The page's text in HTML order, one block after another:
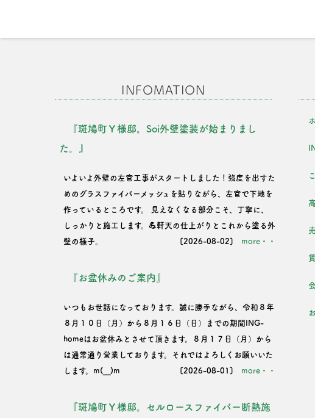
INFOMATION
『斑鳩町Ｙ様邸。Soi外壁塗装が始まりまし
た。』
いよいよ外壁の左官工事がスタートしました！強度を出すた
めのグラスファイバーメッシュを貼りながら、左官で下地を
作っているところです。 見えなくなる部分こそ、丁寧に、
しっかりと施工します。💪軒天の仕上がりとこれから塗る外
壁の様子。
[2026-08-02] more・・
『お盆休みのご案内』
いつもお世話になっております。誠に勝手ながら、令和８年
８月１０日（月）から８月１６日（日）までの期間ING-
homeはお盆休みとさせて頂きます。８月１７日（月）から
は通常通り営業しております。それではよろしくお願いいた
します。m(__)m
[2026-08-01] more・・
『斑鳩町Ｙ様邸。セルロースファイバー断熱施